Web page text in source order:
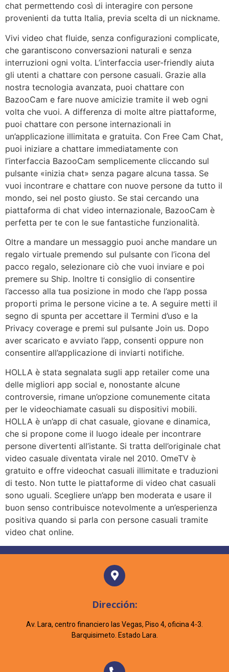
chat permettendo così di interagire con persone
provenienti da tutta Italia, previa scelta di un nickname.
Vivi video chat fluide, senza configurazioni complicate,
che garantiscono conversazioni naturali e senza
interruzioni ogni volta. L’interfaccia user-friendly aiuta
gli utenti a chattare con persone casuali. Grazie alla
nostra tecnologia avanzata, puoi chattare con
BazooCam e fare nuove amicizie tramite il web ogni
volta che vuoi. A differenza di molte altre piattaforme,
puoi chattare con persone internazionali in
un’applicazione illimitata e gratuita. Con Free Cam Chat,
puoi iniziare a chattare immediatamente con
l’interfaccia BazooCam semplicemente cliccando sul
pulsante «inizia chat» senza pagare alcuna tassa. Se
vuoi incontrare e chattare con nuove persone da tutto il
mondo, sei nel posto giusto. Se stai cercando una
piattaforma di chat video internazionale, BazooCam è
perfetta per te con le sue fantastiche funzionalità.
Oltre a mandare un messaggio puoi anche mandare un
regalo virtuale premendo sul pulsante con l’icona del
pacco regalo, selezionare ciò che vuoi inviare e poi
premere su Ship. Inoltre ti consiglio di consentire
l’accesso alla tua posizione in modo che l’app possa
proporti prima le persone vicine a te. A seguire metti il
segno di spunta per accettare il Termini d’uso e la
Privacy coverage e premi sul pulsante Join us. Dopo
aver scaricato e avviato l’app, consenti oppure non
consentire all’applicazione di inviarti notifiche.
HOLLA è stata segnalata sugli app retailer come una
delle migliori app social e, nonostante alcune
controversie, rimane un’opzione comunemente citata
per le videochiamate casuali su dispositivi mobili.
HOLLA è un’app di chat casuale, giovane e dinamica,
che si propone come il luogo ideale per incontrare
persone divertenti all’istante. Si tratta dell’originale chat
video casuale diventata virale nel 2010. OmeTV è
gratuito e offre videochat casuali illimitate e traduzioni
di testo. Non tutte le piattaforme di video chat casuali
sono uguali. Scegliere un’app ben moderata e usare il
buon senso contribuisce notevolmente a un’esperienza
positiva quando si parla con persone casuali tramite
video chat online.
Dirección:
Av. Lara, centro financiero las Vegas, Piso 4, oficina 4-3.
Barquisimeto. Estado Lara.